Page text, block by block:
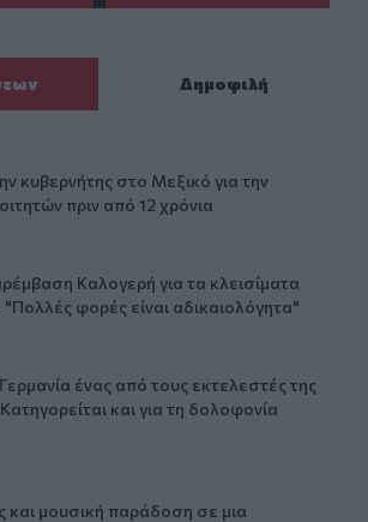
Δημοφιλή
κυβερνήτης στο Μεξικό για την
πριν από 12 χρόνια
Καλογερή για τα κλεισίματα
φορές είναι αδικαιολόγητα"
ένας από τους εκτελεστές της
και για τη δολοφονία
και μουσική παράδοση σε μια